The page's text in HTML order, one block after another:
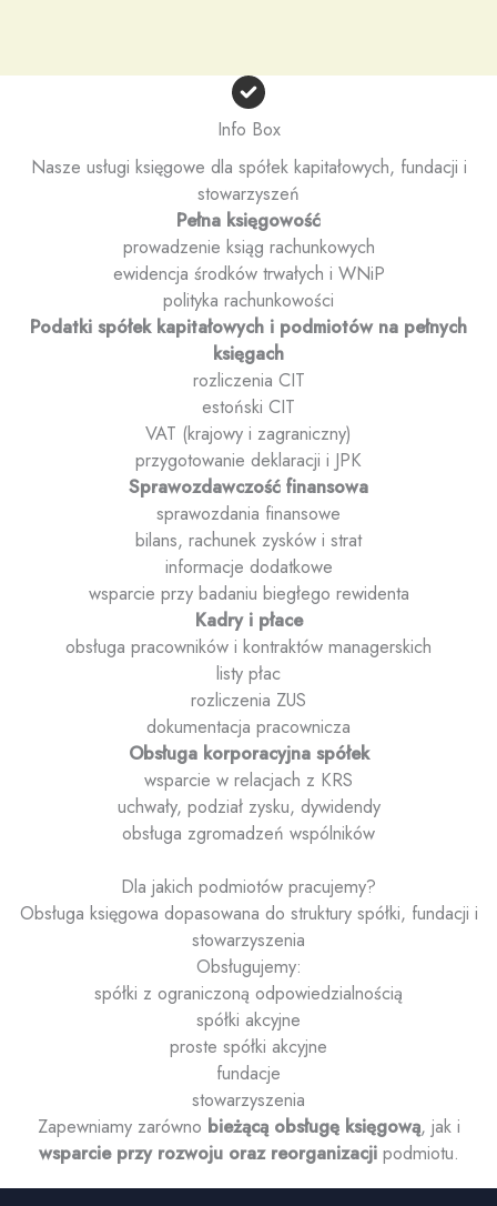
Info Box
Nasze usługi księgowe dla spółek kapitałowych, fundacji i
stowarzyszeń
Pełna księgowość
prowadzenie ksiąg rachunkowych
ewidencja środków trwałych i WNiP
polityka rachunkowości
Podatki spółek kapitałowych i podmiotów na pełnych
księgach
rozliczenia CIT
estoński CIT
VAT (krajowy i zagraniczny)
przygotowanie deklaracji i JPK
Sprawozdawczość finansowa
sprawozdania finansowe
bilans, rachunek zysków i strat
informacje dodatkowe
wsparcie przy badaniu biegłego rewidenta
Kadry i płace
obsługa pracowników i kontraktów managerskich
listy płac
rozliczenia ZUS
dokumentacja pracownicza
Obsługa korporacyjna spółek
wsparcie w relacjach z KRS
uchwały, podział zysku, dywidendy
obsługa zgromadzeń wspólników
Dla jakich podmiotów pracujemy?
Obsługa księgowa dopasowana do struktury spółki, fundacji i
stowarzyszenia
Obsługujemy:
spółki z ograniczoną odpowiedzialnością
spółki akcyjne
proste spółki akcyjne
fundacje
stowarzyszenia
Zapewniamy zarówno bieżącą obsługę księgową, jak i
wsparcie przy rozwoju oraz reorganizacji podmiotu.